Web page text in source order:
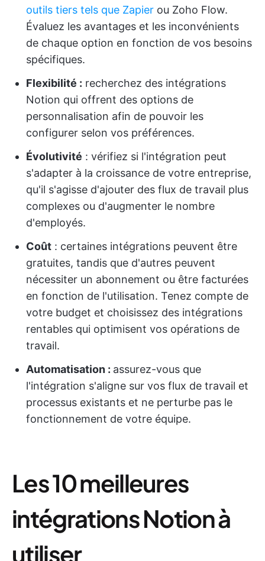
outils tiers tels que Zapier ou Zoho Flow.
Évaluez les avantages et les inconvénients
de chaque option en fonction de vos besoins
spécifiques.
Flexibilité : recherchez des intégrations
Notion qui offrent des options de
personnalisation afin de pouvoir les
configurer selon vos préférences.
Évolutivité : vérifiez si l'intégration peut
s'adapter à la croissance de votre entreprise,
qu'il s'agisse d'ajouter des flux de travail plus
complexes ou d'augmenter le nombre
d'employés.
Coût : certaines intégrations peuvent être
gratuites, tandis que d'autres peuvent
nécessiter un abonnement ou être facturées
en fonction de l'utilisation. Tenez compte de
votre budget et choisissez des intégrations
rentables qui optimisent vos opérations de
travail.
Automatisation : assurez-vous que
l'intégration s'aligne sur vos flux de travail et
processus existants et ne perturbe pas le
fonctionnement de votre équipe.
Les 10 meilleures
intégrations Notion à
utiliser